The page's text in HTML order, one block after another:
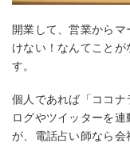
開業して、営業から
けない！なんてこと
す。
個人であれば「ココ
ログやツイッターを
が、電話占い師なら会